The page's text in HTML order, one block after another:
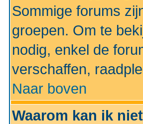
Sommige forums
groepen. Om te
nodig, enkel de
verschaffen,
Naar boven
Waarom kan ik